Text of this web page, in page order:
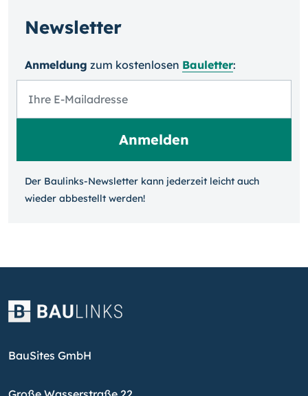
Newsletter
Anmeldung zum kosten­losen Bauletter:
Der Baulinks-Newsletter kann jeder­zeit leicht auch
wieder ab­bestellt werden!
BauSites GmbH